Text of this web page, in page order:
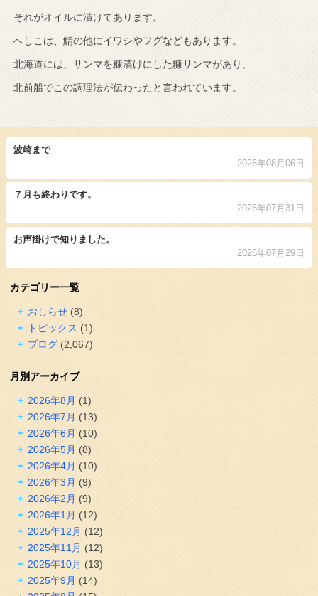
それがオイルに漬けてあります。
へしこは、鯖の他にイワシやフグなどもあります。
北海道には、サンマを糠漬けにした糠サンマがあり、
北前船でこの調理法が伝わったと言われています。
波崎まで
2026年08月06日
７月も終わりです。
2026年07月31日
お声掛けで知りました。
2026年07月29日
カテゴリー一覧
おしらせ(8)
トピックス (1)
ブログ(2,067)
月別アーカイブ
2026年8月 (1)
2026年7月 (13)
2026年6月 (10)
2026年5月 (8)
2026年4月 (10)
2026年3月 (9)
2026年2月 (9)
2026年1月 (12)
2025年12月 (12)
2025年11月 (12)
2025年10月 (13)
2025年9月 (14)